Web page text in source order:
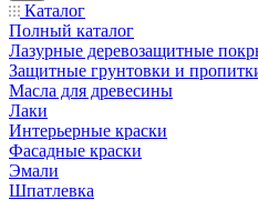
Каталог
Полный каталог
Лазурные деревозащитные
Защитные грунтовки и
Масла для древесины
Лаки
Интерьерные краски
Фасадные краски
Эмали
Шпатлевка